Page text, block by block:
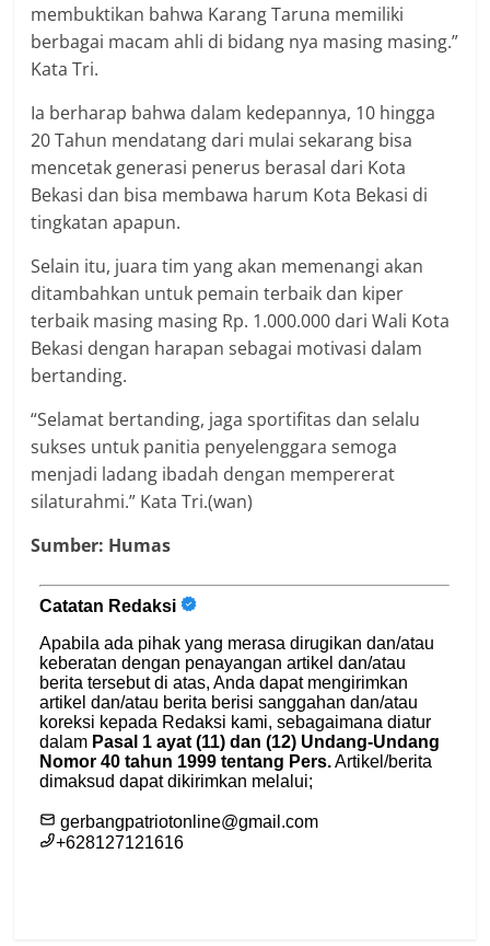
membuktikan bahwa Karang Taruna memiliki
berbagai macam ahli di bidang nya masing masing.”
Kata Tri.
Ia berharap bahwa dalam kedepannya, 10 hingga
20 Tahun mendatang dari mulai sekarang bisa
mencetak generasi penerus berasal dari Kota
Bekasi dan bisa membawa harum Kota Bekasi di
tingkatan apapun.
Selain itu, juara tim yang akan memenangi akan
ditambahkan untuk pemain terbaik dan kiper
terbaik masing masing Rp. 1.000.000 dari Wali Kota
Bekasi dengan harapan sebagai motivasi dalam
bertanding.
“Selamat bertanding, jaga sportifitas dan selalu
sukses untuk panitia penyelenggara semoga
menjadi ladang ibadah dengan mempererat
silaturahmi.” Kata Tri.(wan)
Sumber: Humas